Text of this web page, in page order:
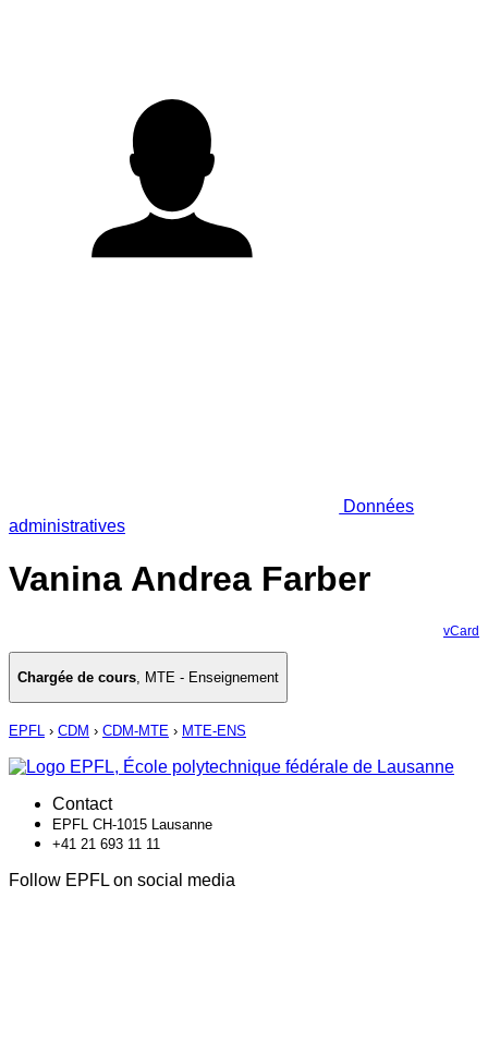
Données
administratives
Vanina Andrea Farber
vCard
Chargée de cours, MTE - Enseignement
EPFL › CDM › CDM-MTE › MTE-ENS
Contact
EPFL CH-1015 Lausanne
+41 21 693 11 11
Follow EPFL on social media